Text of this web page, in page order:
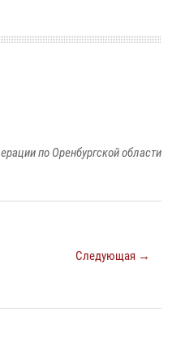
по Оренбургской области
Следующая →